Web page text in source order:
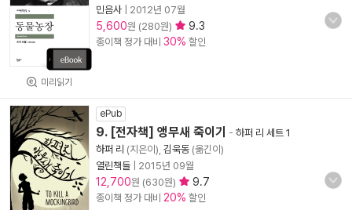
미리읽기
민음사
2012년 07월
5,600원 (280원) 9.3
종이책 정가 대비 30% 할인
ePub
9. [전자책] 앵무새 죽이기 - 하퍼 리 세트 1
하퍼 리 (지은이), 김욱동 (옮긴이)
열린책들
2015년 09월
12,700원 (630원) 9.7
종이책 정가 대비 20% 할인